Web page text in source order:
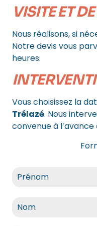
VISITE ET
Nous réalisons, si
Notre devis vous
heures.
Vous choisissez la
Trélazé. Nous
convenue à l’avance